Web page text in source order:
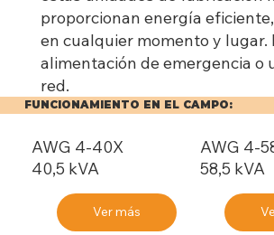
proporcionan energía
en cualquier momento y lugar.
alimentación de emergencia o
red.
FUNCIONAMIENTO EN EL CAMPO:
AWG 4-40X
40,5 kVA
Ver más
AWG 4-
58,5 kVA